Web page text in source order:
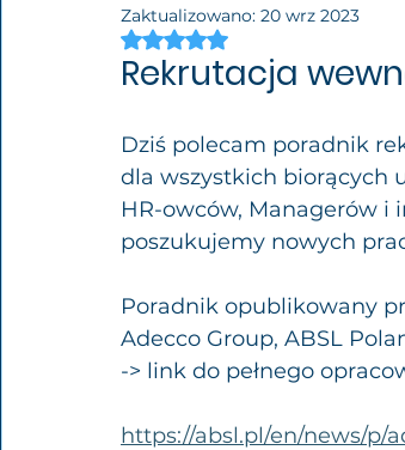
Zaktualizowano: 20 wrz 2023
Oceniono na NaN z 5
Rekrutacja
Dziś polecam poradnik
dla wszystkich biorących
HR-owców, Managerów i
poszukujemy nowych
Poradnik opublikowany
Adecco Group, ABSL
-> link do pełnego
https://absl.pl/en/news/p/